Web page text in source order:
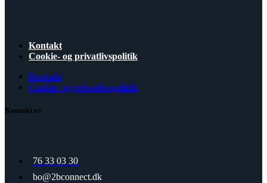
Kontakt
Cookie- og privatlivspolitik
Kontakt
Cookie- og privatlivspolitik
Kontakt os
76 33 03 30
bo@2bconnect.dk